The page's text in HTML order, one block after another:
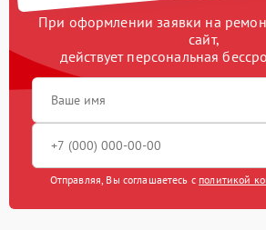
При оформлении заявки на
сайт,
действует персональная
Отправляя, Вы соглашаетесь с политикой